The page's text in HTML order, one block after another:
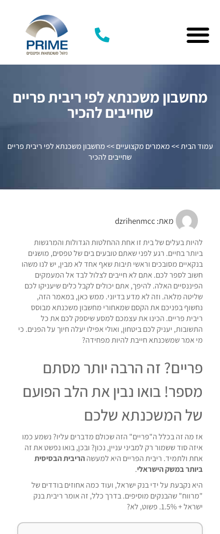
מחשבון משכנתא לפי ריבית פריים
שחייבים להכיר
עמוד הבית>>מאמרים מקצועיים>>מחשבון משכנתא לפי ריבית פריים
שחייבים להכיר
מאת: dzrihenmcc
להיות בעלים של בית זו אחת ההחלטות הגדולות והמרגשות
ביותר בחיים. רגע לפני שאתם טובעים בים של טפסים, מושגים
בנקאיים מסובכים וראשי תיבות שאף אחד לא מבין, יש לנו משהו
חשוב לספר לכם. אתם לא חייבים לצלול לבד אל המעמקים
הפיננסיים האלה. להיפך, אתם יכולים לקבל כלים שיעניקו לכם
שליטה מלאה. וזה לא מדע בדיוני. ממש כאן, במאמר הזה,
נחשוף בפניכם את הקסם שמאחורי מחשבון משכנתא מבוסס
ריבית פריים. הכינו את עצמכם למסע שיספק לכם את כל
התשובות, יעניק לכם ביטחון, ואולי אפילו יעלה חיוך על הפנים. כי
מי אמר שמשכנתא חייבת להיות מפחידה?
פריים? זה הרבה יותר מסתם
מספר! בואו נבין את הלב הפועם
של המשכנתא שלכם
אז מה זה בכלל ה"פריים" הזה שכולם מדברים עליו? נשמע כמו
איזה סוד ששמור רק למביני עניין, נכון? ובכן, בואו נפשט את זה
אחת ולתמיד. ריבית הפריים היא למעשההריבית הבסיסית
ביותר במשק הישראלי.
היא נקבעת על ידי בנק ישראל, ועוד כמה אחוזים בודדים של
"מרווח" שהבנקים מוסיפים. בדרך כלל, זה אומר ריבית בנק
ישראל + 1.5%. פשוט, לא?